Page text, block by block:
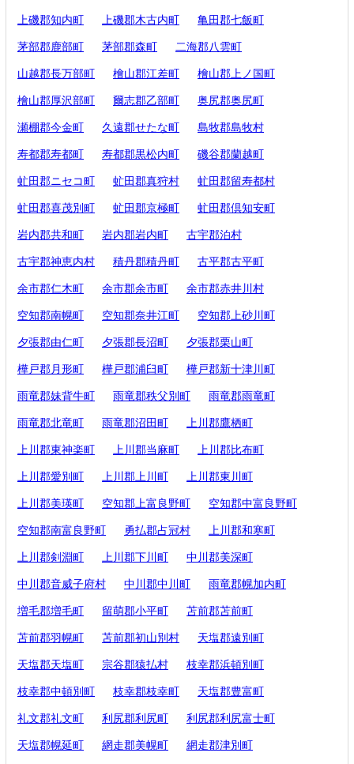
上磯郡知内町 上磯郡木古内町 亀田郡七飯町
茅部郡鹿部町 茅部郡森町 二海郡八雲町
山越郡長万部町 檜山郡江差町 檜山郡上ノ国町
檜山郡厚沢部町 爾志郡乙部町 奥尻郡奥尻町
瀬棚郡今金町 久遠郡せたな町 島牧郡島牧村
寿都郡寿都町 寿都郡黒松内町 磯谷郡蘭越町
虻田郡ニセコ町 虻田郡真狩村 虻田郡留寿都村
虻田郡喜茂別町 虻田郡京極町 虻田郡倶知安町
岩内郡共和町 岩内郡岩内町 古宇郡泊村
古宇郡神恵内村 積丹郡積丹町 古平郡古平町
余市郡仁木町 余市郡余市町 余市郡赤井川村
空知郡南幌町 空知郡奈井江町 空知郡上砂川町
夕張郡由仁町 夕張郡長沼町 夕張郡栗山町
樺戸郡月形町 樺戸郡浦臼町 樺戸郡新十津川町
雨竜郡妹背牛町 雨竜郡秩父別町 雨竜郡雨竜町
雨竜郡北竜町 雨竜郡沼田町 上川郡鷹栖町
上川郡東神楽町 上川郡当麻町 上川郡比布町
上川郡愛別町 上川郡上川町 上川郡東川町
上川郡美瑛町 空知郡上富良野町 空知郡中富良野町
空知郡南富良野町 勇払郡占冠村 上川郡和寒町
上川郡剣淵町 上川郡下川町 中川郡美深町
中川郡音威子府村 中川郡中川町 雨竜郡幌加内町
増毛郡増毛町 留萌郡小平町 苫前郡苫前町
苫前郡羽幌町 苫前郡初山別村 天塩郡遠別町
天塩郡天塩町 宗谷郡猿払村 枝幸郡浜頓別町
枝幸郡中頓別町 枝幸郡枝幸町 天塩郡豊富町
礼文郡礼文町 利尻郡利尻町 利尻郡利尻富士町
天塩郡幌延町 網走郡美幌町 網走郡津別町